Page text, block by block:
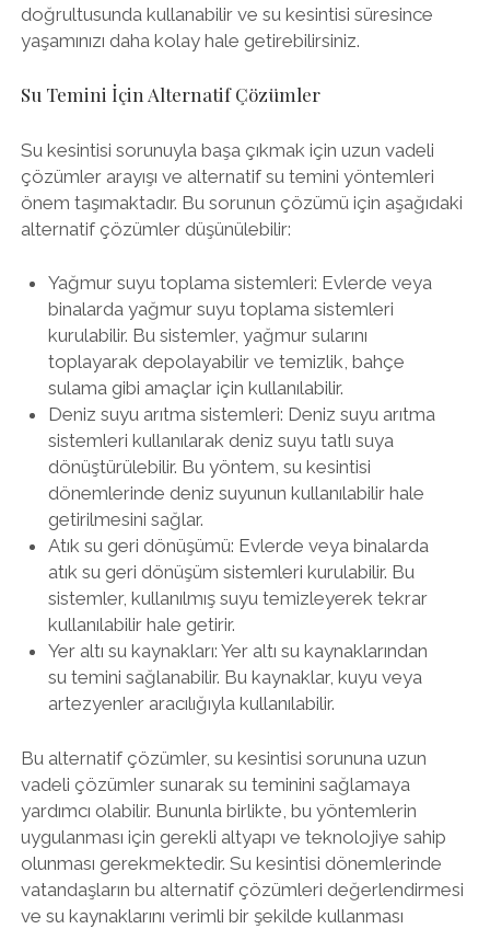
doğrultusunda kullanabilir ve su kesintisi süresince
yaşamınızı daha kolay hale getirebilirsiniz.
Su Temini İçin Alternatif Çözümler
Su kesintisi sorunuyla başa çıkmak için uzun vadeli
çözümler arayışı ve alternatif su temini yöntemleri
önem taşımaktadır. Bu sorunun çözümü için aşağıdaki
alternatif çözümler düşünülebilir:
Yağmur suyu toplama sistemleri: Evlerde veya
binalarda yağmur suyu toplama sistemleri
kurulabilir. Bu sistemler, yağmur sularını
toplayarak depolayabilir ve temizlik, bahçe
sulama gibi amaçlar için kullanılabilir.
Deniz suyu arıtma sistemleri: Deniz suyu arıtma
sistemleri kullanılarak deniz suyu tatlı suya
dönüştürülebilir. Bu yöntem, su kesintisi
dönemlerinde deniz suyunun kullanılabilir hale
getirilmesini sağlar.
Atık su geri dönüşümü: Evlerde veya binalarda
atık su geri dönüşüm sistemleri kurulabilir. Bu
sistemler, kullanılmış suyu temizleyerek tekrar
kullanılabilir hale getirir.
Yer altı su kaynakları: Yer altı su kaynaklarından
su temini sağlanabilir. Bu kaynaklar, kuyu veya
artezyenler aracılığıyla kullanılabilir.
Bu alternatif çözümler, su kesintisi sorununa uzun
vadeli çözümler sunarak su teminini sağlamaya
yardımcı olabilir. Bununla birlikte, bu yöntemlerin
uygulanması için gerekli altyapı ve teknolojiye sahip
olunması gerekmektedir. Su kesintisi dönemlerinde
vatandaşların bu alternatif çözümleri değerlendirmesi
ve su kaynaklarını verimli bir şekilde kullanması